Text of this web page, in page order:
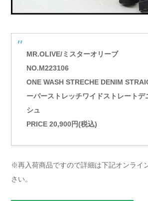
MR.OLIVE/ミスターオリーブ
NO.M223106
ONE WASH STRECHE DENIM
ーパーストレッチワイドストレートデ
シュ
PRICE 20,900円(税込)
※再入荷商品ですので詳細は下記オンライ
さい。